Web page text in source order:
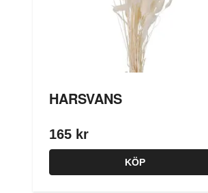
HARSVANS
165 kr
KÖP